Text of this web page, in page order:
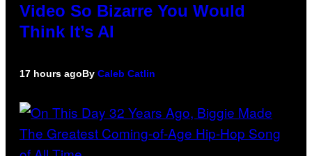
Video So Bizarre You Would
Think It’s AI
17 hours agoBy Caleb Catlin